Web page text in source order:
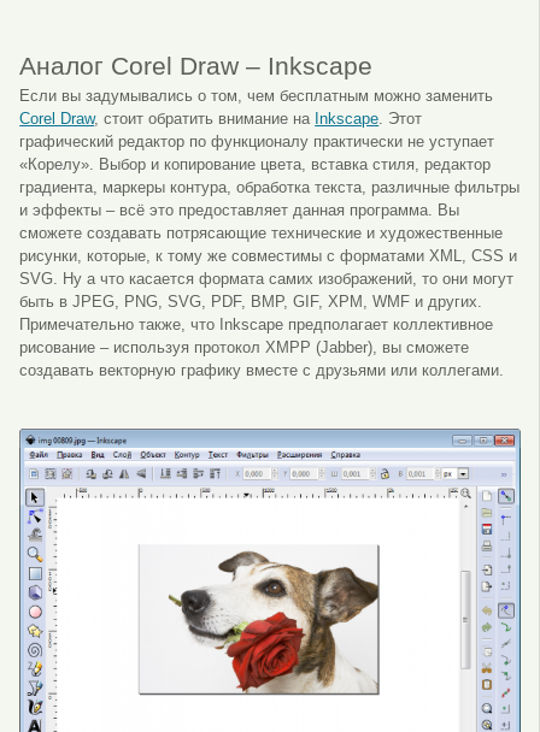
Аналог Corel Draw – Inkscape
Если вы задумывались о том, чем бесплатным можно заменить
Corel Draw, стоит обратить внимание на Inkscape. Этот
графический редактор по функционалу практически не уступает
«Корелу». Выбор и копирование цвета, вставка стиля, редактор
градиента, маркеры контура, обработка текста, различные фильтры
и эффекты – всё это предоставляет данная программа. Вы
сможете создавать потрясающие технические и художественные
рисунки, которые, к тому же совместимы с форматами XML, CSS и
SVG. Ну а что касается формата самих изображений, то они могут
быть в JPEG, PNG, SVG, PDF, BMP, GIF, XPM, WMF и других.
Примечательно также, что Inkscape предполагает коллективное
рисование – используя протокол XMPP (Jabber), вы сможете
создавать векторную графику вместе с друзьями или коллегами.